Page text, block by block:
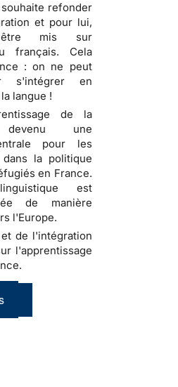
refonder
et pour lui,
mis sur
français. Cela
: on ne peut
s'intégrer en
langue !
de la
une
pour les
la politique
en France.
est
de manière
l'Europe.
de l'intégration
l'apprentissage